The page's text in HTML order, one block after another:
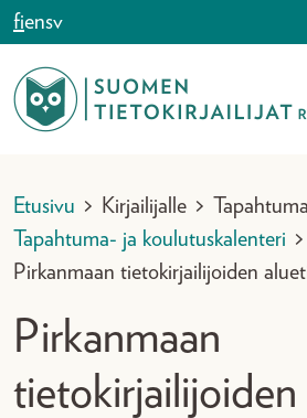
Siirry sisältöön
fiensv
Etusivu > Kirjailijalle >
Tapahtuma- ja koulutuskalenteri >
Pirkanmaan tietokirjailijoiden
Pirkanmaan
tietokirjailijoiden